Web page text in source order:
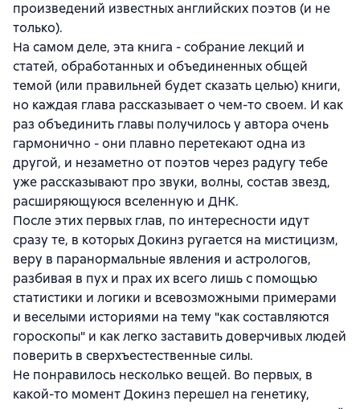
произведений известных английских поэтов (и не
только).
На самом деле, эта книга - собрание лекций и
статей, обработанных и объединенных общей
темой (или правильней будет сказать целью) книги,
но каждая глава рассказывает о чем-то своем. И как
раз объединить главы получилось у автора очень
гармонично - они плавно перетекают одна из
другой, и незаметно от поэтов через радугу тебе
уже рассказывают про звуки, волны, состав звезд,
расширяющуюся вселенную и ДНК.
После этих первых глав, по интересности идут
сразу те, в которых Докинз ругается на мистицизм,
веру в паранормальные явления и астрологов,
разбивая в пух и прах их всего лишь с помощью
статистики и логики и всевозможными примерами
и веселыми историями на тему "как составляются
гороскопы" и как легко заставить доверчивых людей
поверить в сверхъестественные силы.
Не понравилось несколько вещей. Во первых, в
какой-то момент Докинз перешел на генетику,